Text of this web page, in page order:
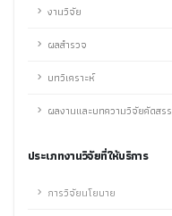
งานวิจัย
ผลสำรวจ
บทวิเคราะห์
ผลงานและบทความวิจัยคัดสรร
ประเภทงานวิจัยที่ให้บริการ
การวิจัยนโยบาย